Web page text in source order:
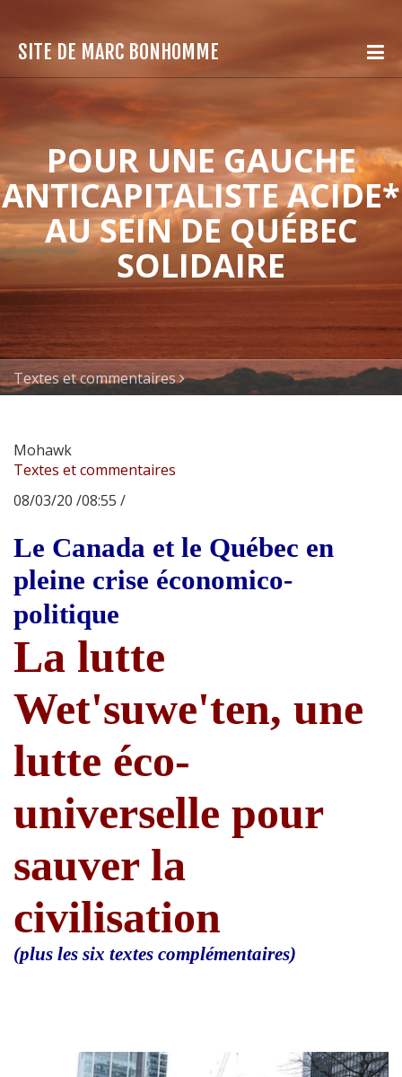
SITE DE MARC BONHOMME
POUR UNE GAUCHE
ANTICAPITALISTE ACIDE*
AU SEIN DE QUÉBEC
SOLIDAIRE
Textes et commentaires
Mohawk
Textes et commentaires
08/03/20 /08:55 /
Le Canada et le Québec en
pleine crise économico-
politique
La lutte
Wet'suwe'ten, une
lutte éco-
universelle pour
sauver la
civilisation
(plus les six textes complémentaires)